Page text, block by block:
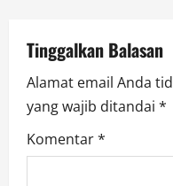
i
o
n
Tinggalkan Balasan
Alamat email Anda
yang wajib ditandai *
Komentar*